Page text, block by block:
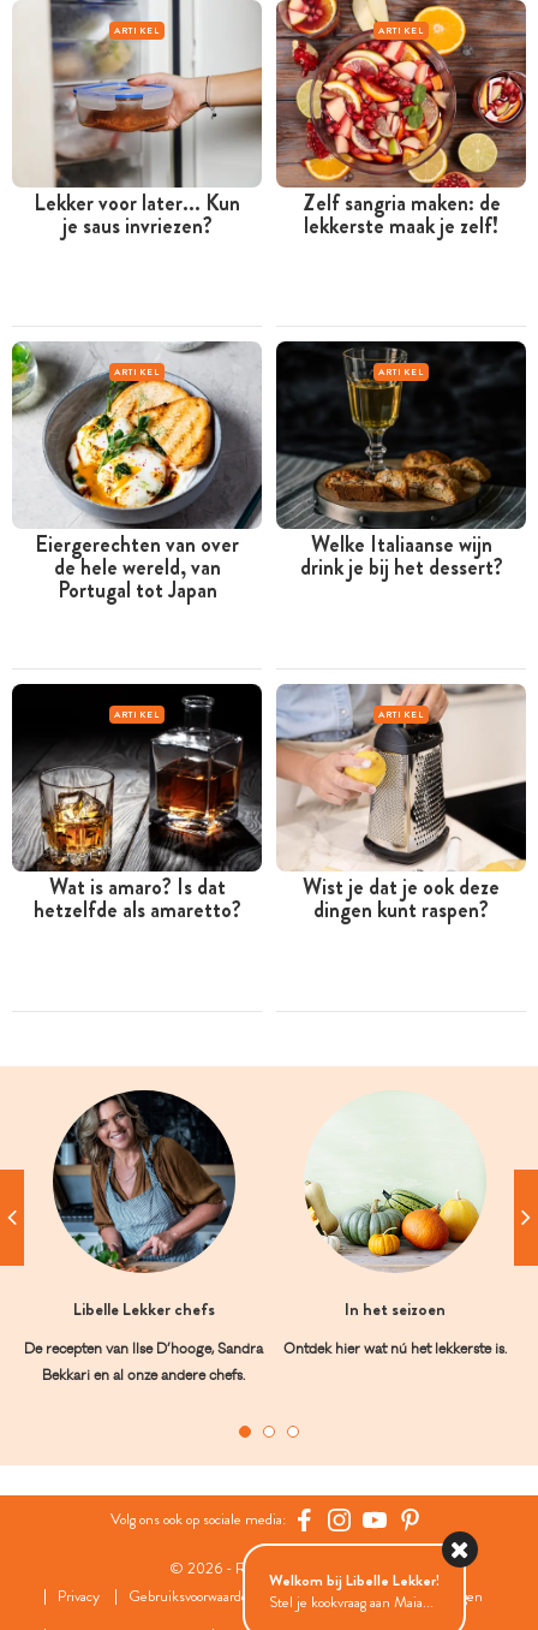
ARTIKEL
Lekker voor later... Kun
je saus invriezen?
ARTIKEL
Zelf sangria maken: de
lekkerste maak je zelf!
ARTIKEL
Eiergerechten van over
de hele wereld, van
Portugal tot Japan
ARTIKEL
Welke Italiaanse wijn
drink je bij het dessert?
ARTIKEL
Wat is amaro? Is dat
hetzelfde als amaretto?
ARTIKEL
Wist je dat je ook deze
dingen kunt raspen?
Libelle Lekker chefs
De recepten van Ilse D’hooge, Sandra
Bekkari en al onze andere chefs.
In het seizoen
Ontdek hier wat nú het lekkerste is.
Volg ons ook op sociale media:
© 2026 - Roularta Media Group
Privacy
Gebruiksvoorwaarden Cookies
Cookies instellingen
Welkom bij Libelle Lekker!
Stel je kookvraag aan Maia...